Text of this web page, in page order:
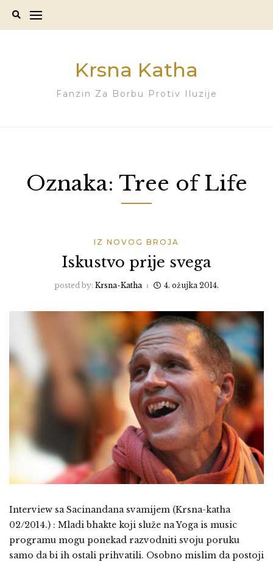
Krsna Katha
Fanzin Za Borbu Protiv Iluzije
Oznaka: Tree of Life
IZ NOVOG BROJA
Iskustvo prije svega
posted by: Krsna-Katha 4. ožujka 2014.
Interview sa Sacinandana svamijem (Krsna-katha
02/2014.) : Mladi bhakte koji služe na Yoga is music
programu mogu ponekad razvodniti svoju poruku
samo da bi ih ostali prihvatili. Osobno mislim da postoji